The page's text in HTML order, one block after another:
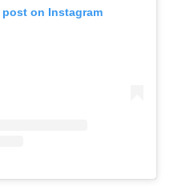
on Instagram